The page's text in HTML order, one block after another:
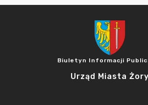
Biuletyn Informacji
Urząd Miasta Żory